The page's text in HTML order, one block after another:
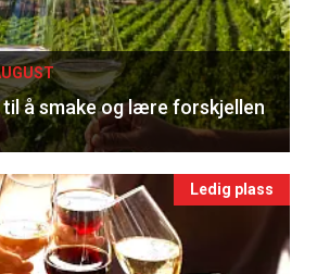
å smake og lære forskjellen
Ledig plass